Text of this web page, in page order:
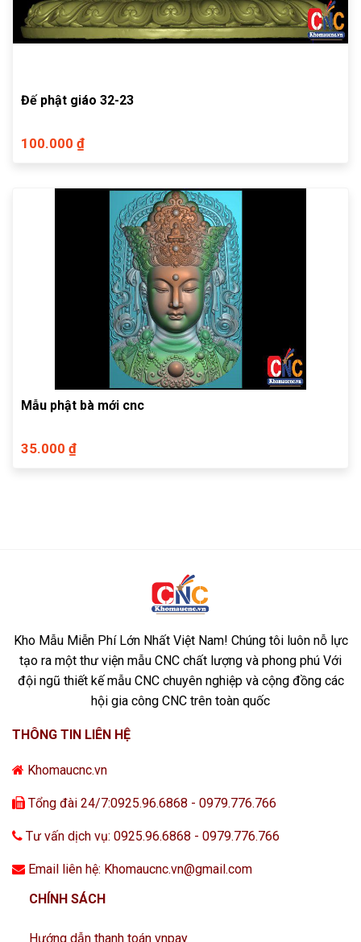
Đế phật giáo 32-23
100.000 ₫
Mẫu phật bà mới cnc
35.000 ₫
Kho Mẫu Miễn Phí Lớn Nhất Việt Nam! Chúng tôi luôn nỗ lực
tạo ra một thư viện mẫu CNC chất lượng và phong phú Với
đội ngũ thiết kế mẫu CNC chuyên nghiệp và cộng đồng các
hội gia công CNC trên toàn quốc
THÔNG TIN LIÊN HỆ
Khomaucnc.vn
Tổng đài 24/7:0925.96.6868 - 0979.776.766
Tư vấn dịch vụ: 0925.96.6868 - 0979.776.766
Email liên hệ: Khomaucnc.vn@gmail.com
CHÍNH SÁCH
Hướng dẫn thanh toán vnpay